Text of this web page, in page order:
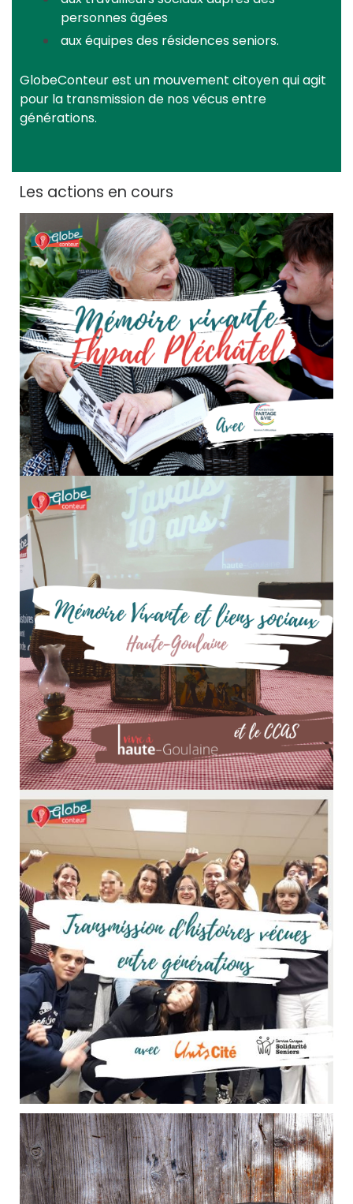
personnes âgées
aux équipes des résidences seniors.
GlobeConteur est un mouvement citoyen qui agit
pour la transmission de nos vécus entre
générations.
Les actions en cours